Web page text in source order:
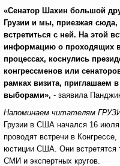
«Сенатор Шахин большой
Грузии и мы, приезжая
встретиться с ней. На этой
информацию о проходящих
процессах, коснулись
конгрессменов или
рамках визита, приглашаем
выборами», - заявила
Напоминаем читателям
Грузии в США начался 16
проводят встречи в
юстиции США. Они встретятся
СМИ и экспертных кругов.